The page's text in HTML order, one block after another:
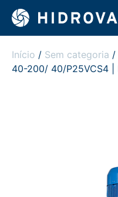
Início / Sem categoria /
40-200/ 40/P25VCS4